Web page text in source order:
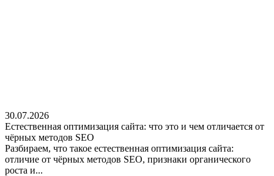
30.07.2026
Естественная оптимизация сайта: что это и чем отличается от
чёрных методов SEO
Разбираем, что такое естественная оптимизация сайта:
отличие от чёрных методов SEO, признаки органического
роста и...